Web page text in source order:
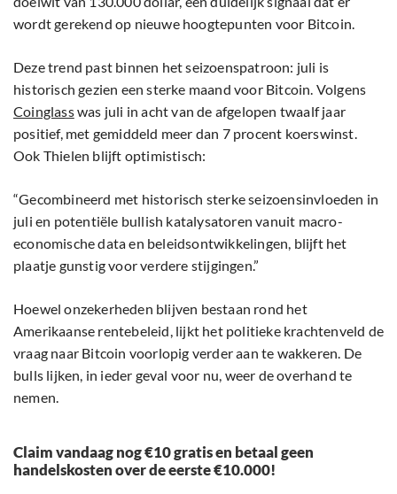
wordt gerekend op nieuwe hoogtepunten voor Bitcoin.
Deze trend past binnen het seizoenspatroon: juli is
historisch gezien een sterke maand voor Bitcoin. Volgens
Coinglasswas juli in acht van de afgelopen twaalf jaar
positief, met gemiddeld meer dan 7 procent koerswinst.
Ook Thielen blijft optimistisch:
“Gecombineerd met historisch sterke seizoensinvloeden in
juli en potentiële bullish katalysatoren vanuit macro-
economische data en beleidsontwikkelingen, blijft het
plaatje gunstig voor verdere stijgingen.”
Hoewel onzekerheden blijven bestaan rond het
Amerikaanse rentebeleid, lijkt het politieke krachtenveld de
vraag naar Bitcoin voorlopig verder aan te wakkeren. De
bulls lijken, in ieder geval voor nu, weer de overhand te
nemen.
Claim vandaag nog €10 gratis en betaal geen
handelskosten over de eerste €10.000!